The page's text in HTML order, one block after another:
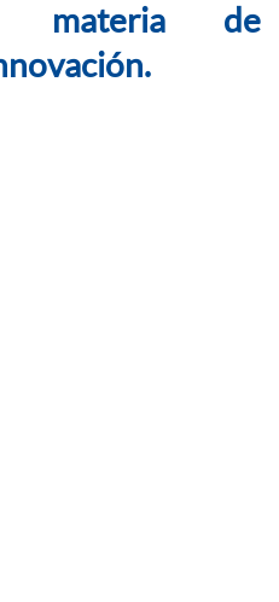
materia de